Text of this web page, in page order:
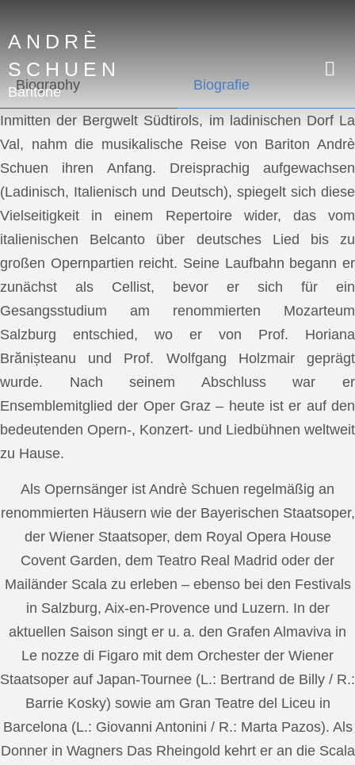
ANDRÈ
SCHUEN
Baritone
Biography Biografie
Inmitten der Bergwelt Südtirols, im ladinischen Dorf La
Val, nahm die musikalische Reise von Bariton Andrè
Schuen ihren Anfang. Dreisprachig aufgewachsen
(Ladinisch, Italienisch und Deutsch), spiegelt sich diese
Vielseitigkeit in einem Repertoire wider, das vom
italienischen Belcanto über deutsches Lied bis zu
großen Opernpartien reicht. Seine Laufbahn begann er
zunächst als Cellist, bevor er sich für ein
Gesangsstudium am renommierten Mozarteum
Salzburg entschied, wo er von Prof. Horiana
Brănișteanu und Prof. Wolfgang Holzmair geprägt
wurde. Nach seinem Abschluss war er
Ensemblemitglied der Oper Graz – heute ist er auf den
bedeutenden Opern-, Konzert- und Liedbühnen weltweit
zu Hause.
Als Opernsänger ist Andrè Schuen regelmäßig an
renommierten Häusern wie der Bayerischen Staatsoper,
der Wiener Staatsoper, dem Royal Opera House
Covent Garden, dem Teatro Real Madrid oder der
Mailänder Scala zu erleben – ebenso bei den Festivals
in Salzburg, Aix-en-Provence und Luzern. In der
aktuellen Saison singt er u. a. den Grafen Almaviva in
Le nozze di Figaro mit dem Orchester der Wiener
Staatsoper auf Japan-Tournee (L.: Bertrand de Billy / R.:
Barrie Kosky) sowie am Gran Teatre del Liceu in
Barcelona (L.: Giovanni Antonini / R.: Marta Pazos). Als
Donner in Wagners Das Rheingold kehrt er an die Scala